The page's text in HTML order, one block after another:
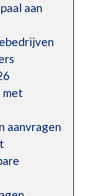
aan
met
aanvragen